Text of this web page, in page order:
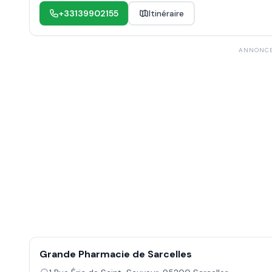
+33139902155 Itinéraire
Grande Pharmacie de Sarcelles